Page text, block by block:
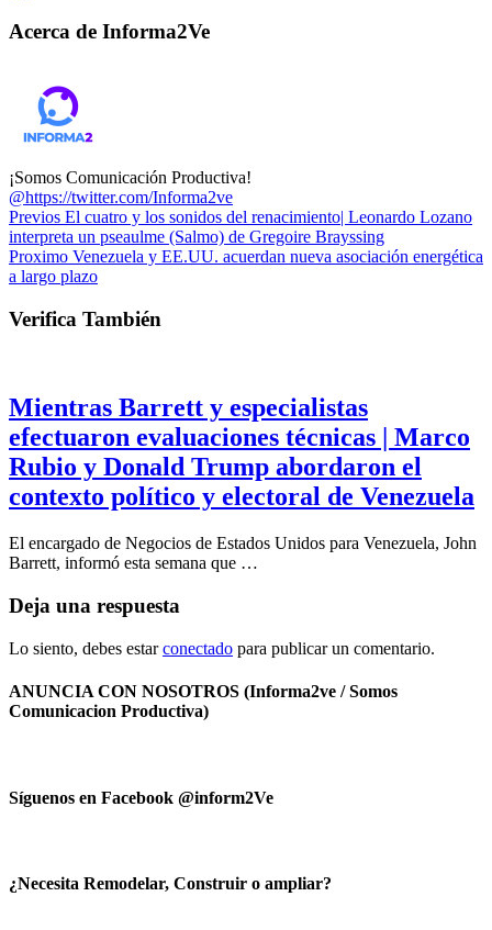
Acerca de Informa2Ve
¡Somos Comunicación Productiva!
@https://twitter.com/Informa2ve
Previos El cuatro y los sonidos del renacimiento| Leonardo Lozano
interpreta un pseaulme (Salmo) de Gregoire Brayssing
Proximo Venezuela y EE.UU. acuerdan nueva asociación energética
a largo plazo
Verifica También
Mientras Barrett y especialistas
efectuaron evaluaciones técnicas | Marco
Rubio y Donald Trump abordaron el
contexto político y electoral de Venezuela
El encargado de Negocios de Estados Unidos para Venezuela, John
Barrett, informó esta semana que …
Deja una respuesta
Lo siento, debes estarconectado para publicar un comentario.
ANUNCIA CON NOSOTROS (Informa2ve / Somos
Comunicacion Productiva)
Síguenos en Facebook @inform2Ve
¿Necesita Remodelar, Construir o ampliar?